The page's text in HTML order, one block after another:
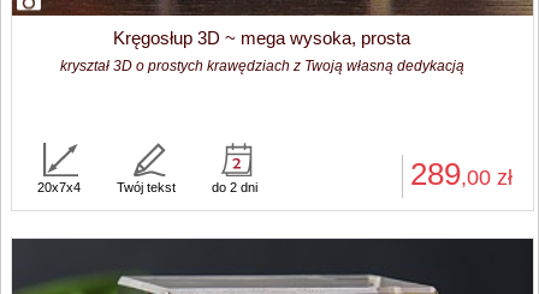
Kręgosłup 3D ~ mega wysoka, prosta
kryształ 3D o prostych krawędziach z Twoją własną dedykacją
289,00 zł
20x7x4 Twój tekst do 2 dni